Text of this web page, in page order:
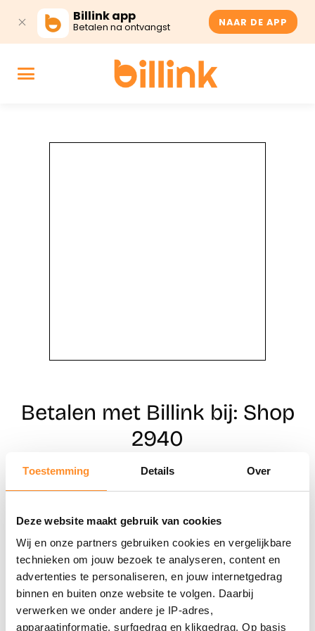
Toestemming Details Over
Deze website maakt gebruik van cookies
Wij en onze partners gebruiken cookies en vergelijkbare
technieken om jouw bezoek te analyseren, content en
advertenties te personaliseren, en jouw internetgedrag
binnen en buiten onze website te volgen. Daarbij
verwerken we onder andere je IP-adres,
apparaatinformatie, surfgedrag en klikgedrag. Op basis
Billink app
Betalen na ontvangst NAAR DE APP
Betalen met Billink bij: Shop
2940
Naar winkels